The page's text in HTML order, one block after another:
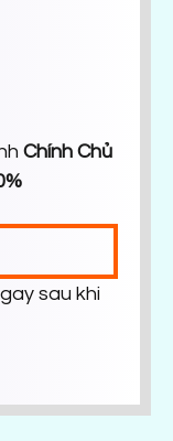
Chính Chủ
sau khi